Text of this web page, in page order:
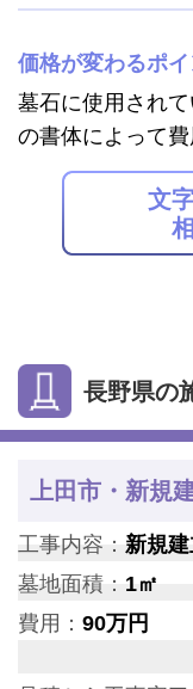
価格が変わるポイ
墓石に使用され
の書体によって費
文
長野県の
上田市・新規
工事内容： 新規
墓地面積： 1㎡
費用： 90万円